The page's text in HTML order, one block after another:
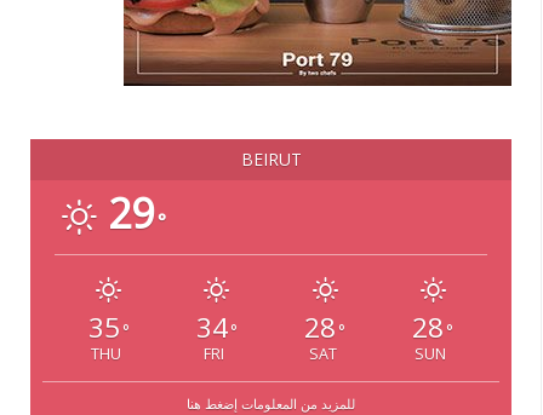
BEIRUT
29°
35 °
THU
34°
FRI
28 °
SAT
28 °
SUN
للمزيد من المعلومات إضغط هنا